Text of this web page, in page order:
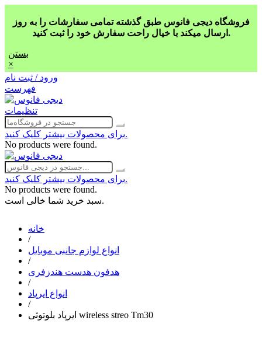
فروشگاه دیجی فانوس طبق گذشته تمامی سفارشات را به روز
ارسال میکند با خیال راحت سفارش خود را ثبت کنید.
بستن
×
ورود / ثبت نام
فهرست
تنظیمات
برای محصولات بیشتر کلیک کنید.
No products were found.
برای محصولات بیشتر کلیک کنید.
No products were found.
سبد خرید شما خالی است.
خانه
/
انواع لوازم جانبی موبایل
/
هدفون هدست هندزفری
/
انواع ایرپاد
/
ایرپاد بلوتوثی wireless streo Tm30